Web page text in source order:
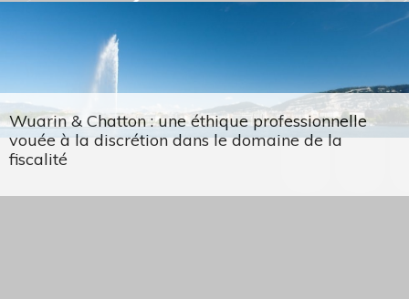
Wuarin & Chatton : une éthique professionnelle
vouée à la discrétion dans le domaine de la
fiscalité